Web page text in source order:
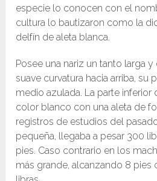
especie lo conocen con el
cultura lo bautizaron como la
delfín de aleta blanca.
Posee una nariz un tanto larga
suave curvatura hacia arriba, su
medio azulada. La parte inferior
color blanco con una aleta de
registros de estudios del
pequeña, llegaba a pesar 300
pies. Caso contrario en los
más grande, alcanzando 8 pies